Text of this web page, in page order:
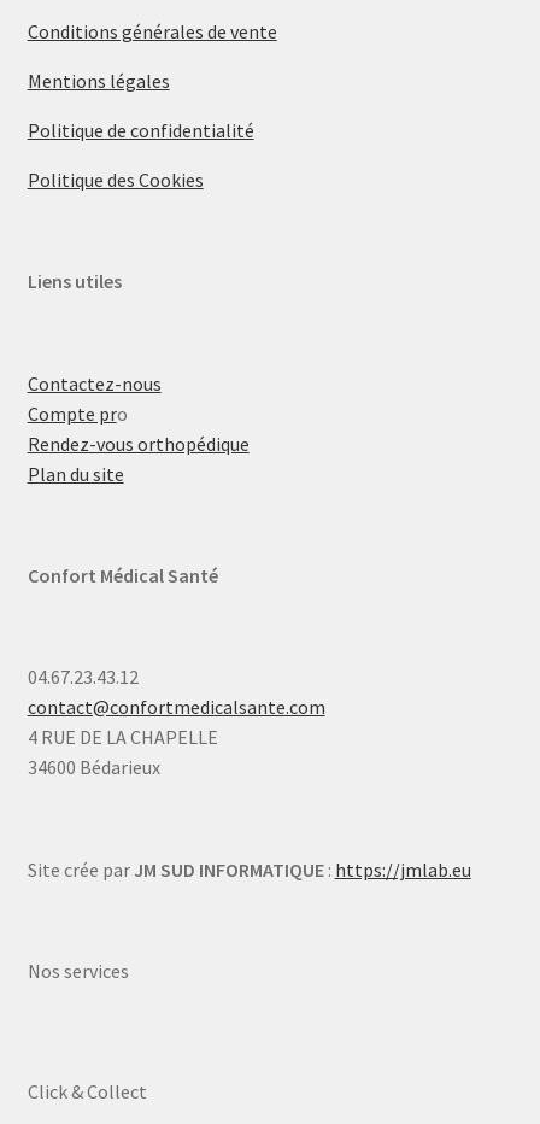
Conditions générales de vente
Mentions légales
Politique de confidentialité
Politique des Cookies
Liens utiles
Contactez-nous
Compte pro
Rendez-vous orthopédique
Plan du site
Confort Médical Santé
04.67.23.43.12
contact@confortmedicalsante.com
4 RUE DE LA CHAPELLE
34600 Bédarieux
Site crée par JM SUD INFORMATIQUE: https://jmlab.eu
Nos services
Click & Collect